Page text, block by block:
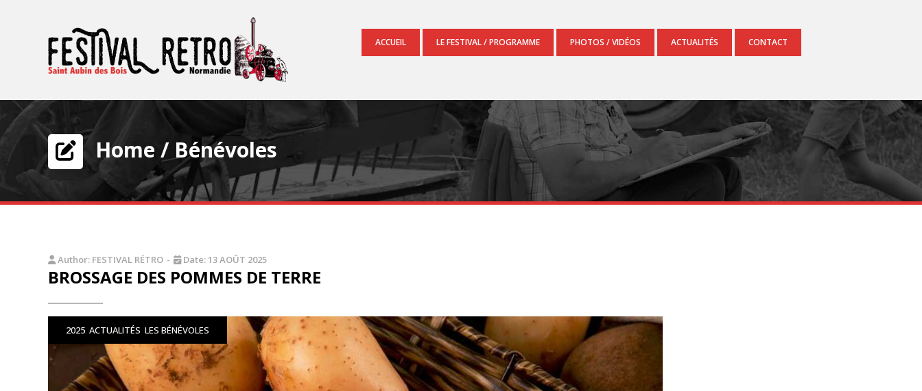
ACCUEIL LE FESTIVAL / PROGRAMME PHOTOS / VIDÉOS ACTUALITÉS CONTACT
Home / Bénévoles
Author: FESTIVAL RÉTRO - Date: 13 AOÛT 2025
BROSSAGE DES POMMES DE TERRE
2025 ACTUALITÉS LES BÉNÉVOLES